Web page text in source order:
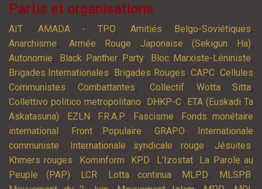
Partis et organisations
AIT, AMADA - TPO,Amitiés Belgo-Soviétiques,
Anarchisme, Armée Rouge Japonaise (Sekigun Ha),
Autonomie, Black Panther Party, Bloc Marxiste-Léniniste,
Brigades Internationales, Brigades Rouges, CAPC,Cellules
Communistes Combattantes, Collectif Wotta Sitta,
Collettivo politico metropolitano, DHKP-C, ETA (Euskadi Ta
Askatasuna), EZLN , F.R.A.P, Fascisme,
Fonds monétaire
international , Front Populaire, GRAPO,
Internationale
communiste, Internationale syndicale rouge, Jésuites,
Khmers rouges, Kominform, KPD, L’Izostat, La Parole au
Peuple (PAP), LCR, Lotta continua, MLPD, MLSPB,